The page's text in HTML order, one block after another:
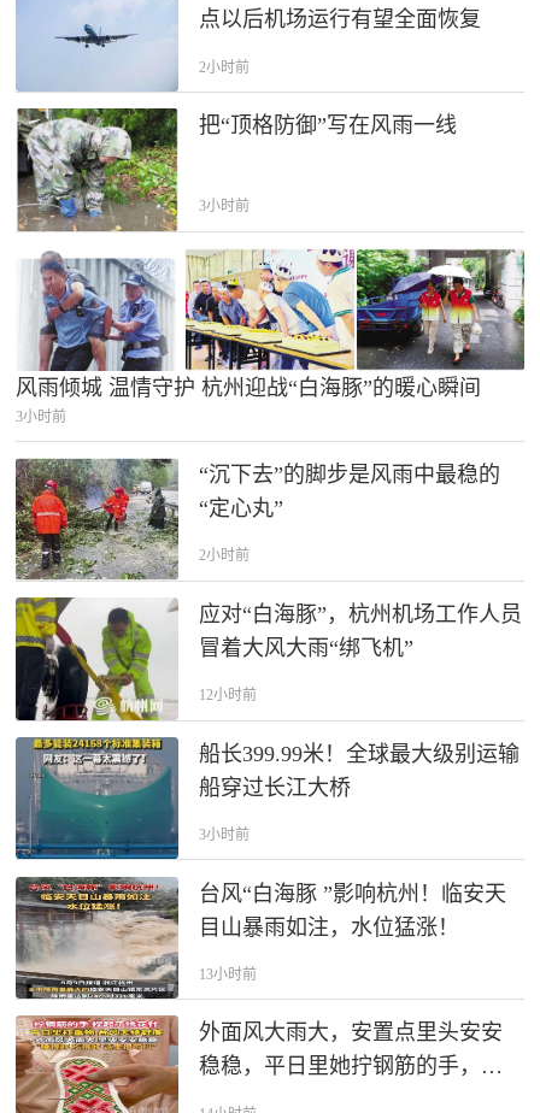
点以后机场运行有望全面恢复
2小时前
把“顶格防御”写在风雨一线
3小时前
风雨倾城 温情守护 杭州迎战“白海豚”的暖心瞬间
3小时前
“沉下去”的脚步是风雨中最稳的
“定心丸”
2小时前
应对“白海豚”，杭州机场工作人员
冒着大风大雨“绑飞机”
12小时前
船长399.99米！全球最大级别运输
船穿过长江大桥
3小时前
台风“白海豚 ”影响杭州！临安天
目山暴雨如注，水位猛涨！
13小时前
外面风大雨大，安置点里头安安
稳稳，平日里她拧钢筋的手，此
刻捏着针线，成为难得一段的闲